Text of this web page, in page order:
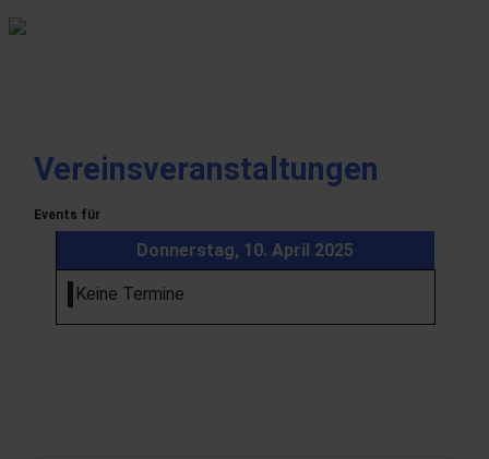
Vereinsveranstaltungen
Events für
Donnerstag, 10. April 2025
Keine Termine